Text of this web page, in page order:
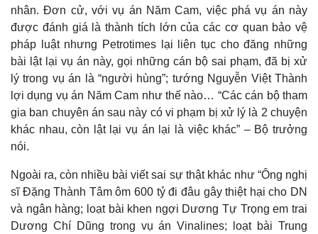
nhân. Đơn cử, với vụ án Năm Cam, việc phá vụ án này
được đánh giá là thành tích lớn của các cơ quan bảo vệ
pháp luật nhưng Petrotimes lại liên tục cho đăng những
bài lật lại vụ án này, gọi những cán bộ sai phạm, đã bị xử
lý trong vụ án là “người hùng”; tướng Nguyễn Việt Thành
lợi dụng vụ án Năm Cam như thế nào… “Các cán bộ tham
gia ban chuyên án sau này có vi phạm bị xử lý là 2 chuyện
khác nhau, còn lật lại vụ án lại là việc khác” – Bộ trưởng
nói.
Ngoài ra, còn nhiều bài viết sai sự thật khác như “Ông nghị
sĩ Đặng Thành Tâm ôm 600 tỷ đi đâu gây thiệt hại cho DN
và ngân hàng; loạt bài khen ngợi Dương Tự Trọng em trai
Dương Chí Dũng trong vụ án Vinalines; loạt bài Trung